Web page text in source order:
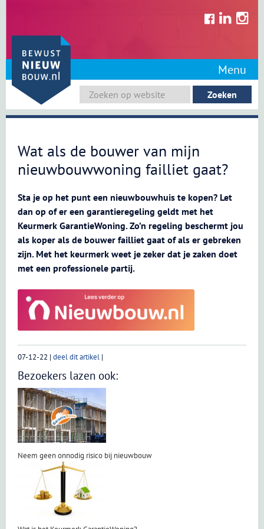
content
Menu
Wat als de bouwer van mijn
nieuwbouwwoning failliet gaat?
Sta je op het punt een nieuwbouwhuis te kopen? Let
dan op of er een garantieregeling geldt met het
Keurmerk GarantieWoning. Zo’n regeling beschermt jou
als koper als de bouwer failliet gaat of als er gebreken
zijn. Met het keurmerk weet je zeker dat je zaken doet
met een professionele partij.
07-12-22 | deel dit artikel |
Bezoekers lazen ook:
Neem geen onnodig risico bij nieuwbouw